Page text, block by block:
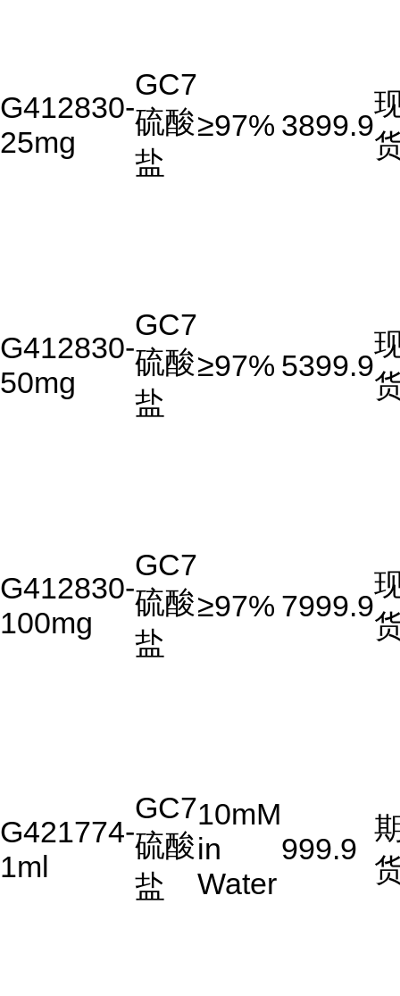
G412830-
25mg
GC7
硫酸
盐
≥97% 3899.9
G412830-
50mg
GC7
硫酸
盐
≥97% 5399.9
G412830-
100mg
GC7
硫酸
盐
≥97% 7999.9
G421774-
1ml
GC7
硫酸
盐
10mM
in
Water
999.9